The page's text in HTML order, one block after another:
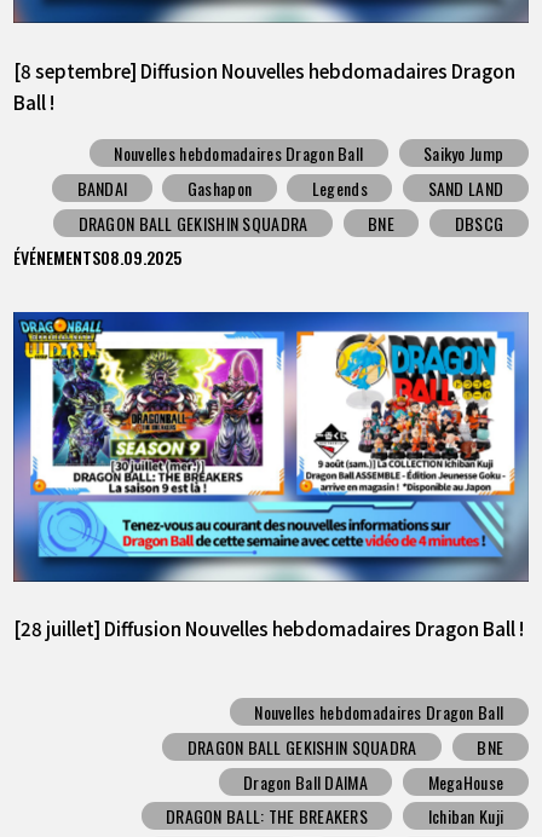
[8 septembre] Diffusion Nouvelles hebdomadaires Dragon
Ball !
Nouvelles hebdomadaires Dragon Ball
Saikyo Jump
BANDAI
Gashapon Legends
SAND LAND
DRAGON BALL GEKISHIN SQUADRA
BNE
DBSCG
ÉVÉNEMENTS08.09.2025
[28 juillet] Diffusion Nouvelles hebdomadaires Dragon Ball !
Nouvelles hebdomadaires Dragon Ball
DRAGON BALL GEKISHIN SQUADRA
BNE
Dragon Ball DAIMA
MegaHouse
DRAGON BALL: THE BREAKERS
Ichiban Kuji